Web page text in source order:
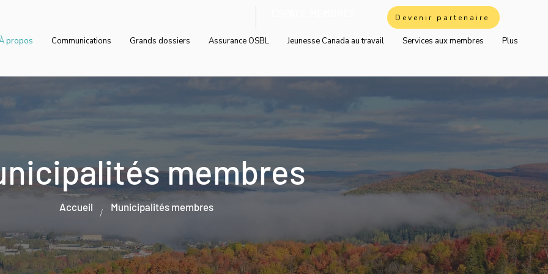
propos Communications Grands dossiers Assurance OSBL Jeunesse Canada au travail Services aux membres Plus
Devenir partenaire
membres
Accueil / Municipalités membres